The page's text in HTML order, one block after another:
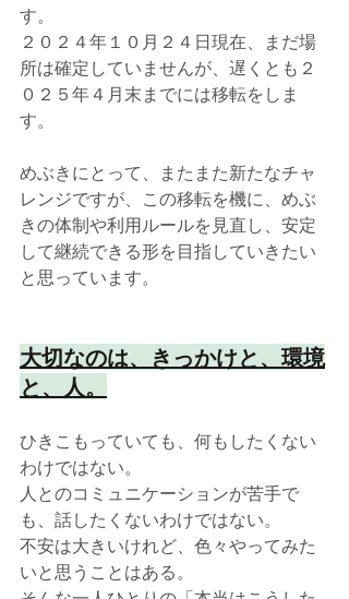
す。
２０２４年１０月２４日現在、まだ場
所は確定していませんが、遅くとも２
０２５年４月末までには移転をしま
す。
めぶきにとって、またまた新たなチャ
レンジですが、この移転を機に、めぶ
きの体制や利用ルールを見直し、安定
して継続できる形を目指していきたい
と思っています。
大切なのは、きっかけと、環境
と、人。
ひきこもっていても、何もしたくない
わけではない。
人とのコミュニケーションが苦手で
も、話したくないわけではない。
不安は大きいけれど、色々やってみた
いと思うことはある。